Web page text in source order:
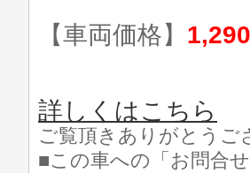
【車両価格】
詳しくはこちら
ご覧頂きありがとうご
■この車への「お問合